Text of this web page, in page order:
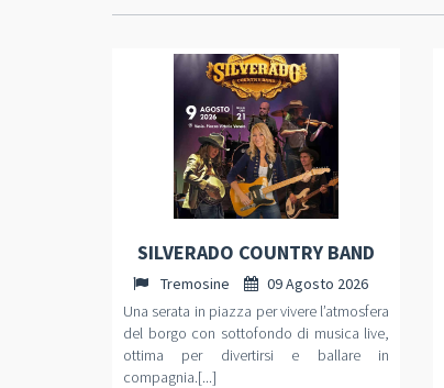
SILVERADO COUNTRY BAND
Tremosine
09 Agosto 2026
Una serata in piazza per vivere l’atmosfera
del borgo con sottofondo di musica live,
ottima per divertirsi e ballare in
compagnia.[...]